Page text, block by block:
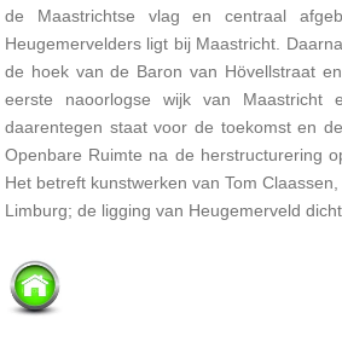
de Maastrichtse vlag en centraal
Heugemervelders ligt bij Maastricht.
de hoek van de Baron van Hövellstraat
eerste naoorlogse wijk van Maastricht
daarentegen staat voor de toekomst en
Openbare Ruimte na de herstructurering
Het betreft kunstwerken van Tom Claassen,
Limburg; de ligging van Heugemerveld